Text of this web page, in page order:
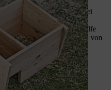
verrutscht, nageln Sie zwei
Deckelplatte an. Zum
Dachpappe mithilfe
Durch das Auftragen von
vor Witterung geschützt.